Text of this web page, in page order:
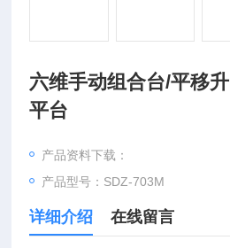
六维手动组合台/平移
平台
产品资料下载：
产品型号：SDZ-703M
详细介绍 在线留言